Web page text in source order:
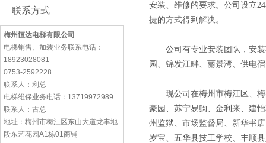
联系方式
梅州恒达电梯有限公司
电梯销售、加装业务联系电话：
18923028081
0753-2592228
联系人：利总
电梯维保业务电话：13719972989
联系人：古总
地址：梅州市梅江区东山大道龙丰地
段东艺花园A1栋01商铺
安装、维修的要求。公司设立
捷的方式得到解决。
公司有专业安装团队，安装
园、锦发江畔、丽景湾、供电
现公司在梅州市梅江区、梅
豪园、苏宁易购、金利来、建
州监狱、市场监督局、新华书
岁宝、五华县技工学校、丰顺